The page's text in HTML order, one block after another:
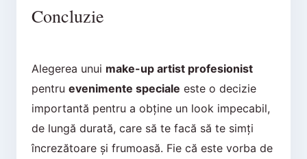
Concluzie
Alegerea unui make-up artist profesionist
pentru evenimente speciale este o decizie
importantă pentru a obține un look impecabil,
de lungă durată, care să te facă să te simți
încrezătoare și frumoasă. Fie că este vorba de